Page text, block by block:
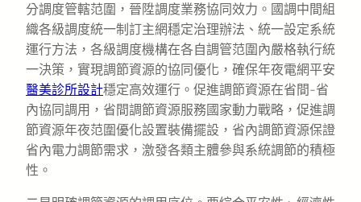
分調度管轄范圍，晉陞調度業務協同效力。國調中間組
織各級調度統一制訂主網穩定治理辦法、統一設定系統
運行方法，各級調度機構在各自調管范圍內嚴格執行統
一決策，實現調節資源的協同優化，確保年夜電網平安
醫美診所設計穩定高效運行。促進調節資源在省間-省
內協同調用，省間調節資源服務國家動力戰略，促進調
節資源年夜范圍優化設置裝備擺設，省內調節資源保證
省內電力調節需求，激發各類主體參與系統調節的積極
性。